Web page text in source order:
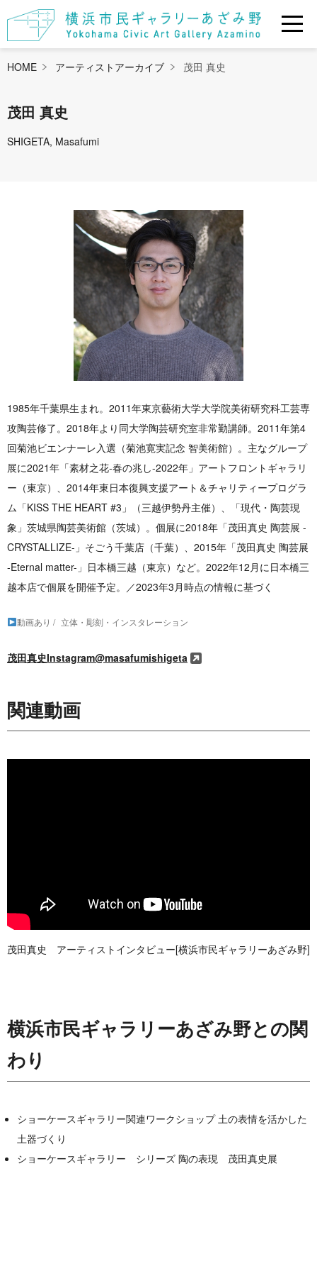
HOME アーティストアーカイブ 茂田 真史
茂田 真史
SHIGETA, Masafumi
1985年千葉県生まれ。2011年東京藝術大学大学院美術研究科工芸専
攻陶芸修了。2018年より同大学陶芸研究室非常勤講師。2011年第4
回菊池ビエンナーレ入選（菊池寛実記念 智美術館）。主なグループ
展に2021年「素材之花-春の兆し-2022年」アートフロントギャラリ
ー（東京）、2014年東日本復興支援アート＆チャリティープログラ
ム「KISS THE HEART #3」（三越伊勢丹主催）、「現代・陶芸現
象」茨城県陶芸美術館（茨城）。個展に2018年「茂田真史 陶芸展 -
CRYSTALLIZE-」そごう千葉店（千葉）、2015年「茂田真史 陶芸展
-Eternal matter-」日本橋三越（東京）など。2022年12月に日本橋三
越本店で個展を開催予定。／2023年3月時点の情報に基づく
動画あり 立体・彫刻・インスタレーション
茂田真史Instagram@masafumishigeta
関連動画
茂田真史 アーティストインタビュー[横浜市民ギャラリーあざみ野]
横浜市民ギャラリーあざみ野との関
わり
ショーケースギャラリー関連ワークショップ 土の表情を活かした
土器づくり
ショーケースギャラリー シリーズ 陶の表現 茂田真史展